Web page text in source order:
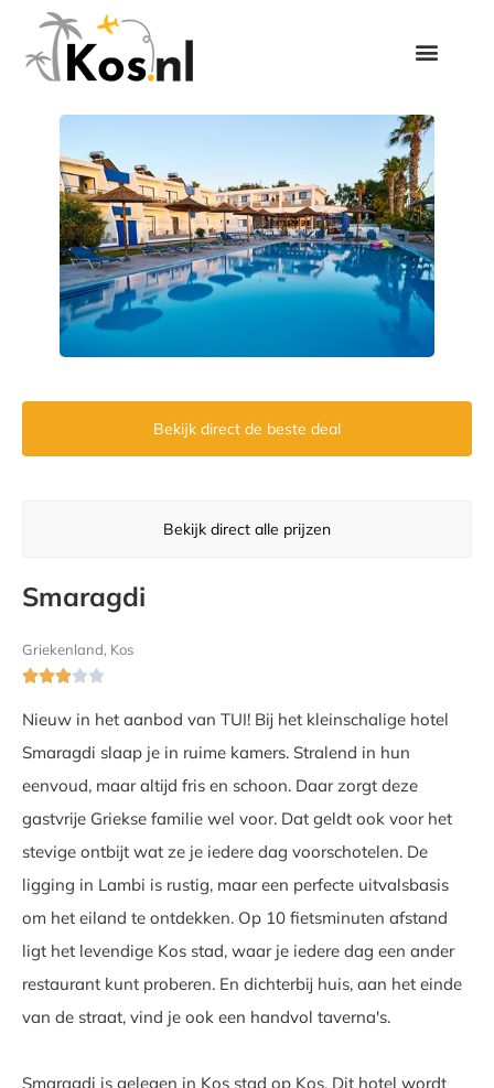
Bekijk direct de beste deal
Bekijk direct alle prijzen
Smaragdi
Griekenland, Kos

Nieuw in het aanbod van TUI! Bij het kleinschalige hotel
Smaragdi slaap je in ruime kamers. Stralend in hun
eenvoud, maar altijd fris en schoon. Daar zorgt deze
gastvrije Griekse familie wel voor. Dat geldt ook voor het
stevige ontbijt wat ze je iedere dag voorschotelen. De
ligging in Lambi is rustig, maar een perfecte uitvalsbasis
om het eiland te ontdekken. Op 10 fietsminuten afstand
ligt het levendige Kos stad, waar je iedere dag een ander
restaurant kunt proberen. En dichterbij huis, aan het einde
van de straat, vind je ook een handvol taverna's.
Smaragdi is gelegen in Kos stad op Kos. Dit hotel wordt